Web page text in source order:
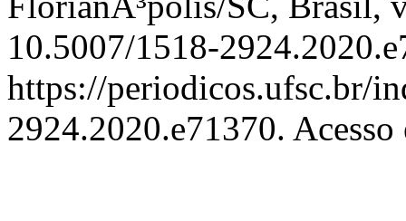
10.5007/1518-
https://periodicos.ufsc.br/
2924.2020.e71370.